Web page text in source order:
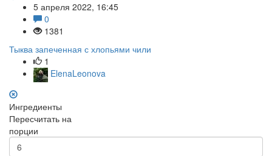
5 апреля 2022, 16:45
0
1381
Тыква запеченная с хлопьями чили
1
ElenaLeonova
Ингредиенты
Пересчитать на
порции